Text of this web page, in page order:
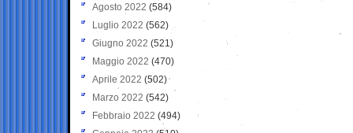
Agosto 2022 (584)
Luglio 2022 (562)
Giugno 2022 (521)
Maggio 2022 (470)
Aprile 2022 (502)
Marzo 2022 (542)
Febbraio 2022 (494)